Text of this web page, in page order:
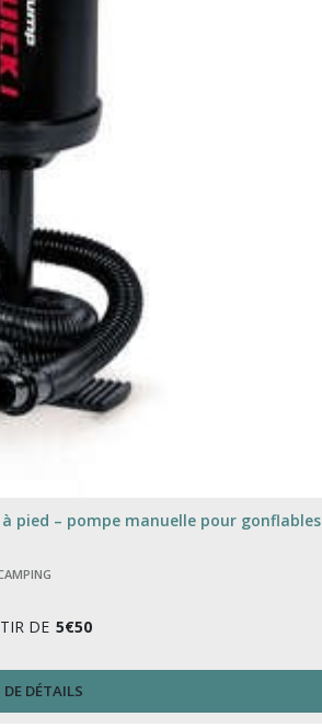
pied – pompe manuelle pour gonflables
DE 5€50
DE DÉTAILS